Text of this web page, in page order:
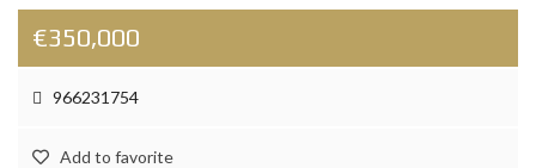
€350,000
966231754
Add to favorite